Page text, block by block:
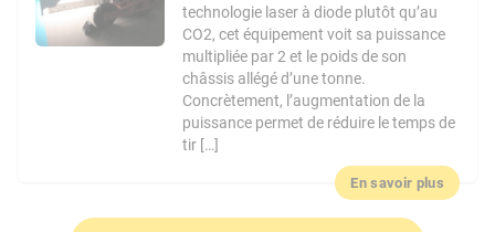
technologie laser à diode plutôt qu’au
CO2, cet équipement voit sa puissance
multipliée par 2 et le poids de son
châssis allégé d’une tonne.
Concrètement, l’augmentation de la
puissance permet de réduire le temps de
tir […]
En savoir plus